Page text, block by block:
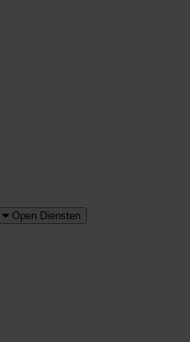
Open Diensten